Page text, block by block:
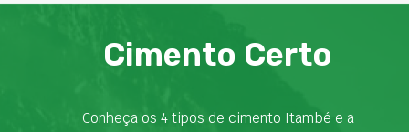
Cimento Certo
Conheça os 4 tipos de cimento Itambé e a